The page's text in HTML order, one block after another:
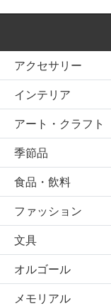
アクセサリー
インテリア
アート・クラフト
季節品
食品・飲料
ファッション
文具
オルゴール
メモリアル